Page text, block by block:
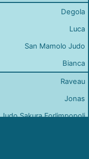
Degola
Luca
San Mamolo Judo
Bianca
Raveau
Jonas
Judo Sakura Forlimpopoli